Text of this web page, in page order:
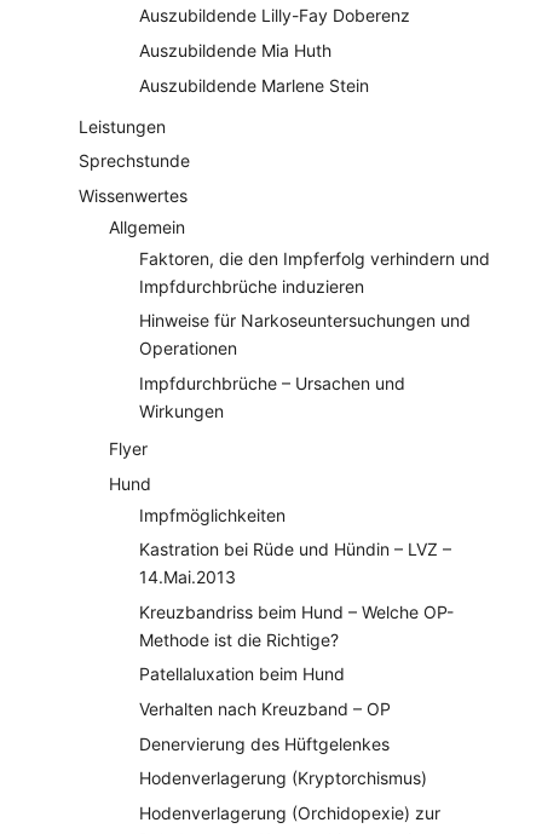
Auszubildende Lilly-Fay Doberenz
Auszubildende Mia Huth
Auszubildende Marlene Stein
Leistungen
Sprechstunde
Wissenwertes
Allgemein
Faktoren, die den Impferfolg verhindern und
Impfdurchbrüche induzieren
Hinweise für Narkoseuntersuchungen und
Operationen
Impfdurchbrüche – Ursachen und
Wirkungen
Flyer
Hund
Impfmöglichkeiten
Kastration bei Rüde und Hündin – LVZ –
14.Mai.2013
Kreuzbandriss beim Hund – Welche OP-
Methode ist die Richtige?
Patellaluxation beim Hund
Verhalten nach Kreuzband – OP
Denervierung des Hüftgelenkes
Hodenverlagerung (Kryptorchismus)
Hodenverlagerung (Orchidopexie) zur